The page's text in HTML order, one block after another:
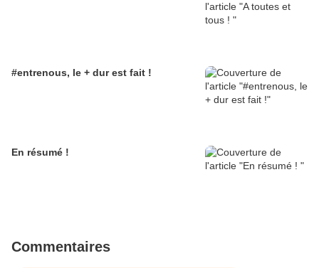
#entrenous, le + dur est fait !
En résumé !
Commentaires